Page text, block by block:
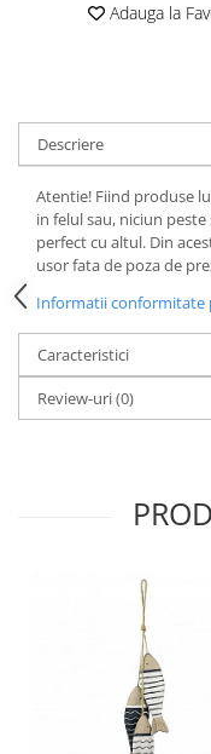
Adauga la
Descriere
Atentie! Fiind produse
in felul sau, niciun
perfect cu altul. Din
usor fata de poza de
Informatii conformitate
Caracteristici
Review-uri(0)